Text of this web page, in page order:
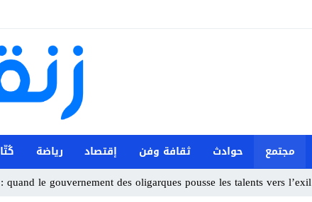
مجتمع حوادث ثقافة وفن إقتصاد رياضة
quand le gouvernement des oligarques pousse les talents vers l’exil